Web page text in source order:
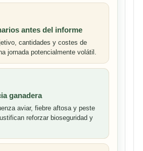
antes del informe
cantidades y costes de
jornada potencialmente volátil.
ganadera
aviar, fiebre aftosa y peste
reforzar bioseguridad y